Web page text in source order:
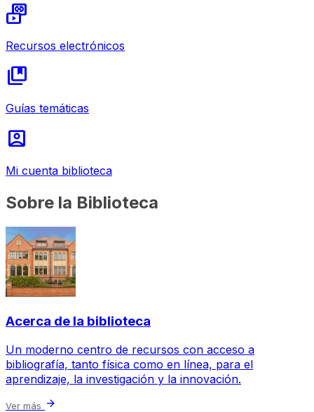
media_link
Recursos electrónicos
collections_bookmark
Guías temáticas
account_box
Mi cuenta biblioteca
Sobre la Biblioteca
Acerca de la biblioteca
Un moderno centro de recursos con acceso a
bibliografía, tanto física como en línea, para el
aprendizaje, la investigación y la innovación.
Ver más arrow_forward